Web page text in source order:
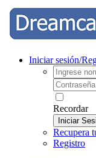
Iniciar sesión/
Recordar
Iniciar
Recupera
Registro